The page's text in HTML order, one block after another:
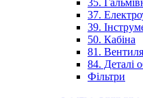
37.
39.
50. Кабіна
81.
84. Деталі
Фільтри